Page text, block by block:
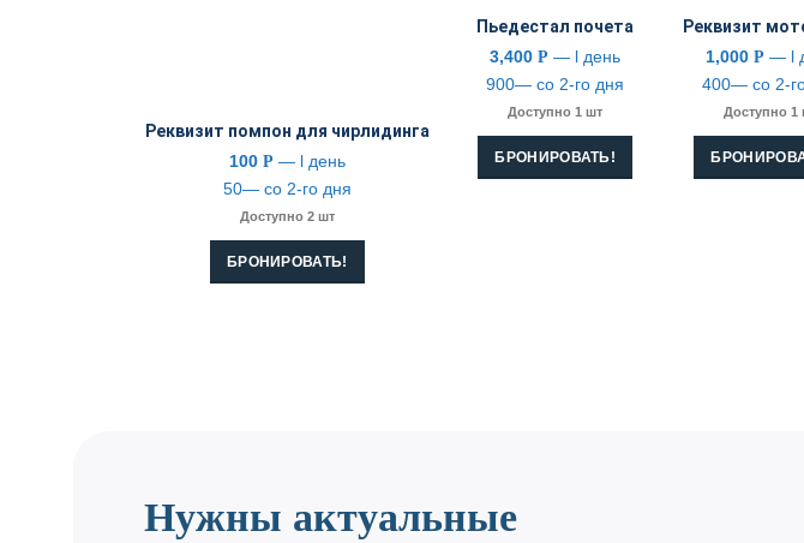
Реквизит помпон для чирлидинга
100 Р — l день
50— со 2-го дня
Доступно 2 шт
БРОНИРОВАТЬ!
Пьедестал почета
3,400Р — l день
900— со 2-го дня
Доступно 1 шт
БРОНИРОВАТЬ!
Реквизит
1,000Р — l
400— со 2-
Доступно 1
Нужны актуальные